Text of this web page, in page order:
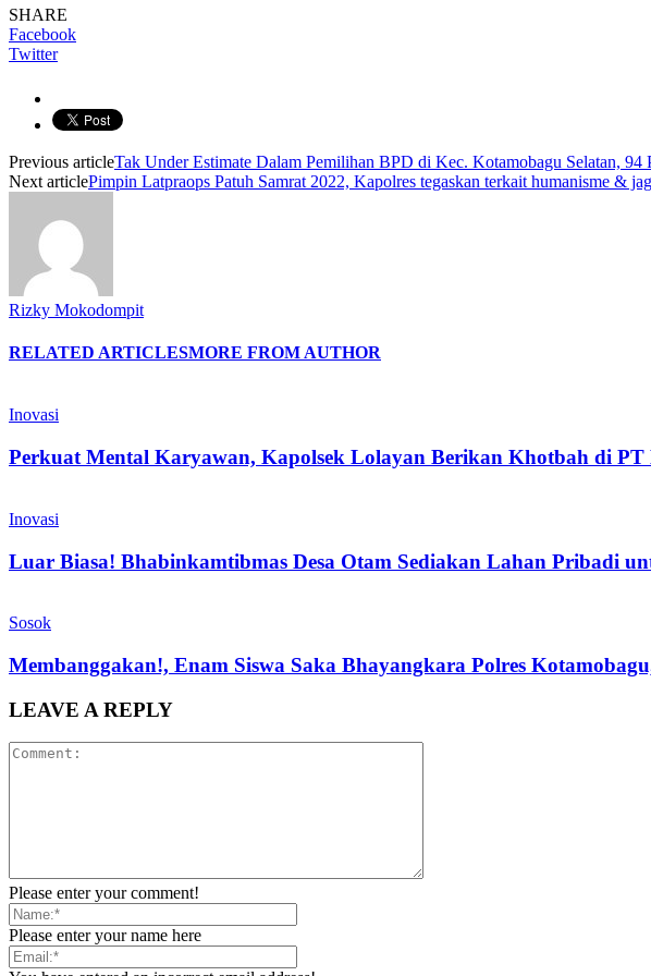
SHARE
Facebook
Twitter
Previous articleTak Under Estimate Dalam Pemilihan BPD di Kec. Kotamobagu Selatan,
Next articlePimpin Latpraops Patuh Samrat 2022, Kapolres tegaskan terkait humanisme &
Rizky Mokodompit
RELATED ARTICLESMORE FROM AUTHOR
Inovasi
Perkuat Mental Karyawan, Kapolsek Lolayan Berikan Khotbah di PT
Inovasi
Luar Biasa! Bhabinkamtibmas Desa Otam Sediakan Lahan Pribadi
Sosok
Membanggakan!, Enam Siswa Saka Bhayangkara Polres
LEAVE A REPLY
Please enter your comment!
Please enter your name here